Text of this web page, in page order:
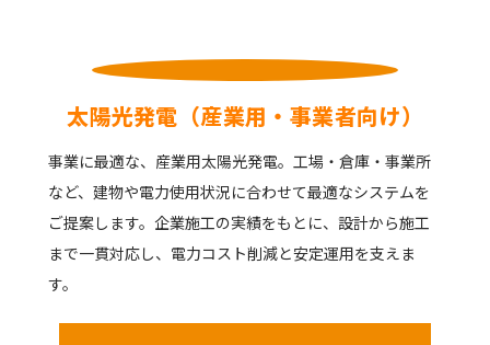
太陽光発電（産業用・事業者向け）
事業に最適な、産業用太陽光発電。工場・倉庫・事業所
など、建物や電力使用状況に合わせて最適なシステムを
ご提案します。企業施工の実績をもとに、設計から施工
まで一貫対応し、電力コスト削減と安定運用を支えま
す。